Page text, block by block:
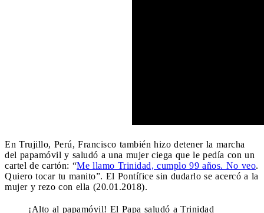
En Trujillo, Perú, Francisco también hizo detener la marcha
del papamóvil y saludó a una mujer ciega que le pedía con un
cartel de cartón: “Me llamo Trinidad, cumplo 99 años. No veo.
Quiero tocar tu manito”. El Pontífice sin dudarlo se acercó a la
mujer y rezo con ella (20.01.2018).
¡Alto al papamóvil! El Papa saludó a Trinidad